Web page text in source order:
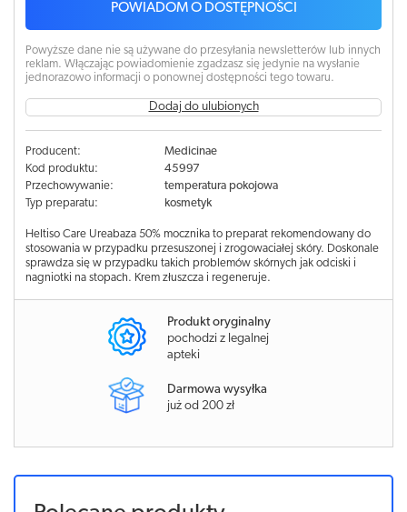
POWIADOM O DOSTĘPNOŚCI
Powyższe dane nie są używane do przesyłania newsletterów lub innych
reklam. Włączając powiadomienie zgadzasz się jedynie na wysłanie
jednorazowo informacji o ponownej dostępności tego towaru.
Dodaj do ulubionych
Producent:
Medicinae
Kod produktu:
45997
Przechowywanie:
temperatura pokojowa
Typ preparatu:
kosmetyk
Heltiso Care Ureabaza 50% mocznika to preparat rekomendowany do
stosowania w przypadku przesuszonej i zrogowaciałej skóry. Doskonale
sprawdza się w przypadku takich problemów skórnych jak odciski i
nagniotki na stopach. Krem złuszcza i regeneruje.
Produkt oryginalny
pochodzi z legalnej
apteki
Darmowa wysyłka
już od 200 zł